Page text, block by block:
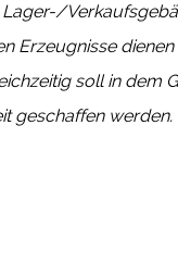
Erzeugnisse
soll in dem
geschaffen werden.